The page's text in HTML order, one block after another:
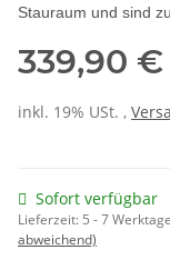
Stauraum und sind
339,90 €
inkl. 19% USt. ,
Sofort verfügbar
Lieferzeit: 5 - 7 Werktage
abweichend)